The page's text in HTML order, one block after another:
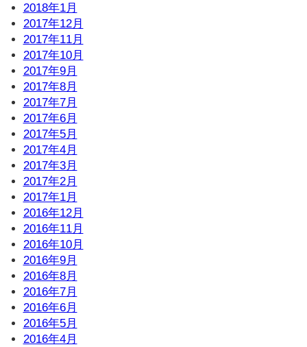
2018年1月
2017年12月
2017年11月
2017年10月
2017年9月
2017年8月
2017年7月
2017年6月
2017年5月
2017年4月
2017年3月
2017年2月
2017年1月
2016年12月
2016年11月
2016年10月
2016年9月
2016年8月
2016年7月
2016年6月
2016年5月
2016年4月